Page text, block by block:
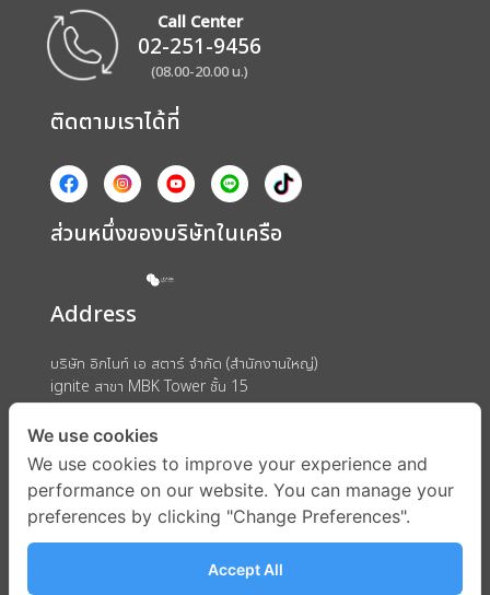
Call Center
02-251-9456
(08.00-20.00 น.)
ติดตามเราได้ที่
ส่วนหนึ่งของบริษัทในเครือ
Address
บริษัท อิกไนท์ เอ สตาร์ จำกัด (สำนักงานใหญ่)
ignite สาขา MBK Tower ชั้น 15
ถนนพญาไท แขวงวังใหม่ เขตปทุมวัน กรุงเทพมหานคร 10330
We use cookies
We use cookies to improve your experience and
performance on our website. You can manage your
preferences by clicking "Change Preferences".
Accept All